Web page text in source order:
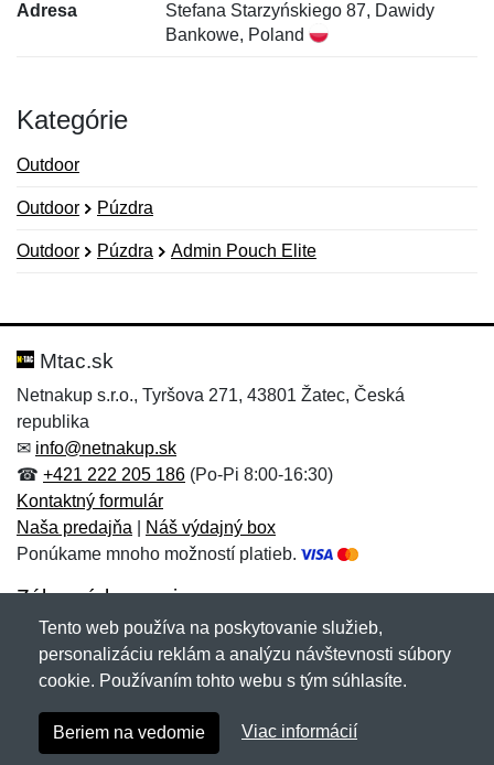
Adresa
Stefana Starzyńskiego 87, Dawidy
Bankowe, Poland
Kategórie
Outdoor
Outdoor Púzdra
Outdoor Púzdra Admin Pouch Elite
Hodnotenie:
Meno:*
E-mail:
Správa*
Meno:
E-mail:*
Správa*
Mtac.sk
Netnakup s.r.o., Tyršova 271, 43801 Žatec, Česká
republika
✉ info@netnakup.sk
☎ +421 222 205 186 (Po-Pi 8:00-16:30)
Kontaktný formulár
Naša predajňa
Náš výdajný box
Ponúkame mnoho možností platieb.
Zákaznícky servis
Novinky emailom
Copyright © 2007-2026 (19 rokov s vami)Netnakup.sk
NetIQ. Všetky práva vyhradené.
Tento web používa na poskytovanie služieb,
personalizáciu reklám a analýzu návštevnosti súbory
cookie. Používaním tohto webu s tým súhlasíte.
Beriem na vedomie Viac informácií